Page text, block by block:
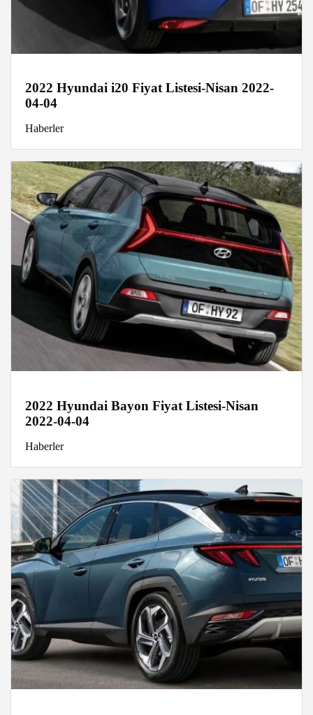
2022 Hyundai i20 Fiyat Listesi-Nisan 2022-
04-04
Haberler
2022 Hyundai Bayon Fiyat Listesi-Nisan
2022-04-04
Haberler